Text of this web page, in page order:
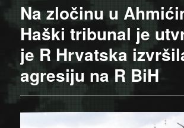
Na zločinu u
Haški tribunal je
je R Hrvatska
agresiju na R BiH